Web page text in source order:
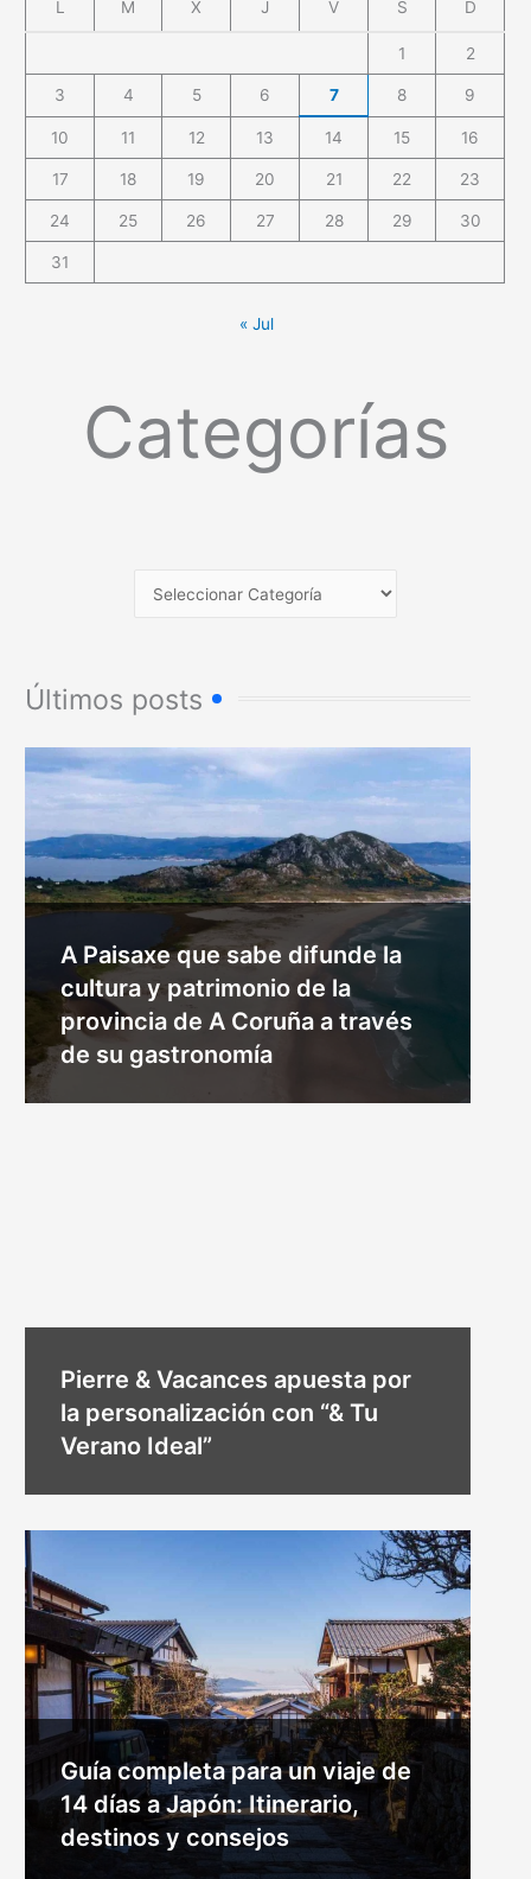
L M X J V S D
1 2
3 4 5 6 7 8 9
10 11 12 13 14 15 16
17 18 19 20 21 22 23
24 25 26 27 28 29 30
31
« Jul
Categorías
Últimos posts
A Paisaxe que sabe difunde la
cultura y patrimonio de la
provincia de A Coruña a través
de su gastronomía
Pierre & Vacances apuesta por
la personalización con “& Tu
Verano Ideal”
Guía completa para un viaje de
14 días a Japón: Itinerario,
destinos y consejos